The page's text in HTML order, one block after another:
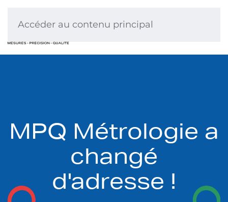
Accéder au contenu principal
MPQ Métrologie a
changé
d'adresse !